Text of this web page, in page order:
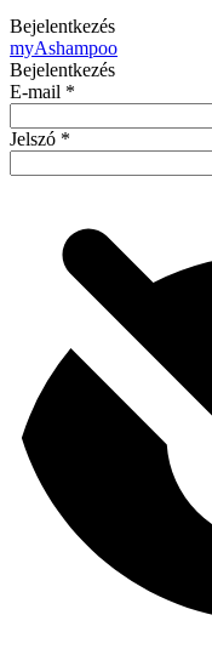
Bejelentkezés
myAshampoo
Bejelentkezés
E-mail *
Jelszó *